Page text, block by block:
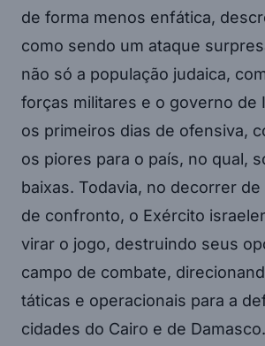
de forma menos enfática,
como sendo um ataque
não só a população judaica,
forças militares e o governo de
os primeiros dias de ofensiva,
os piores para o país, no qual,
baixas. Todavia, no decorrer
de confronto, o Exército
virar o jogo, destruindo seus
campo de combate,
táticas e operacionais para a
cidades do Cairo e de